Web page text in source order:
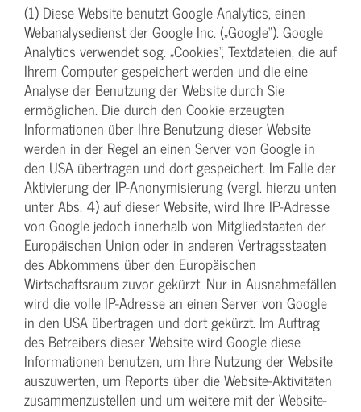
(1) Diese Website benutzt Google Analytics, einen
Webanalysedienst der Google Inc. („Google“). Google
Analytics verwendet sog. „Cookies“, Textdateien, die auf
Ihrem Computer gespeichert werden und die eine
Analyse der Benutzung der Website durch Sie
ermöglichen. Die durch den Cookie erzeugten
Informationen über Ihre Benutzung dieser Website
werden in der Regel an einen Server von Google in
den USA übertragen und dort gespeichert. Im Falle der
Aktivierung der IP-Anonymisierung (vergl. hierzu unten
unter Abs. 4) auf dieser Website, wird Ihre IP-Adresse
von Google jedoch innerhalb von Mitgliedstaaten der
Europäischen Union oder in anderen Vertragsstaaten
des Abkommens über den Europäischen
Wirtschaftsraum zuvor gekürzt. Nur in Ausnahmefällen
wird die volle IP-Adresse an einen Server von Google
in den USA übertragen und dort gekürzt. Im Auftrag
des Betreibers dieser Website wird Google diese
Informationen benutzen, um Ihre Nutzung der Website
auszuwerten, um Reports über die Website-Aktivitäten
zusammenzustellen und um weitere mit der Website-